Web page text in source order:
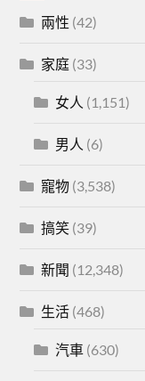
兩性 (42)
家庭 (33)
女人 (1,151)
男人 (6)
寵物 (3,538)
搞笑 (39)
新聞 (12,348)
生活 (468)
汽車 (630)